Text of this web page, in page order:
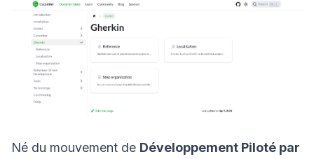
Né du mouvement de Développement Piloté par